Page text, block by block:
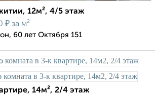
12м², 4/5 этаж
₽ за м²
60 лет Октября 151
14м², 2/4 этаж